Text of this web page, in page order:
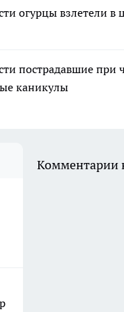
огурцы взлетели в
пострадавшие при
каникулы
Комментарии